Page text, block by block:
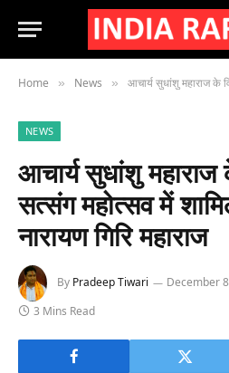
Home » News » आचार्य सुधांशु महाराज के विराट भक्ति
NEWS
आचार्य सुधांशु महाराज
सत्संग महोत्सव में
नारायण गिरि महाराज
By Pradeep Tiwari December
3 Mins Read